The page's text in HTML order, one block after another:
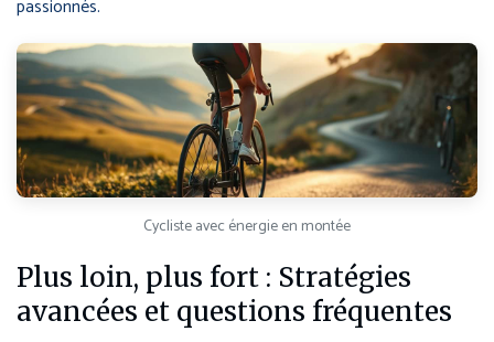
passionnés.
Cycliste avec énergie en montée
Plus loin, plus fort : Stratégies
avancées et questions fréquentes